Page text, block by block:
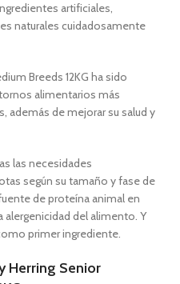
artificiales,
naturales cuidadosamente
Breeds 12KG ha sido
alimentarios más
además de mejorar su salud y
las necesidades
según su tamaño y fase de
de proteína animal en
del alimento. Y
primer ingrediente.
Herring Senior